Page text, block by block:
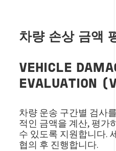
차량 손상 금액
VEHICLE
EVALUATION
차량 운송 구간별 검사
적인 금액을 계산, 평가
수 있도록 지원합니다.
협의 후 진행합니다.